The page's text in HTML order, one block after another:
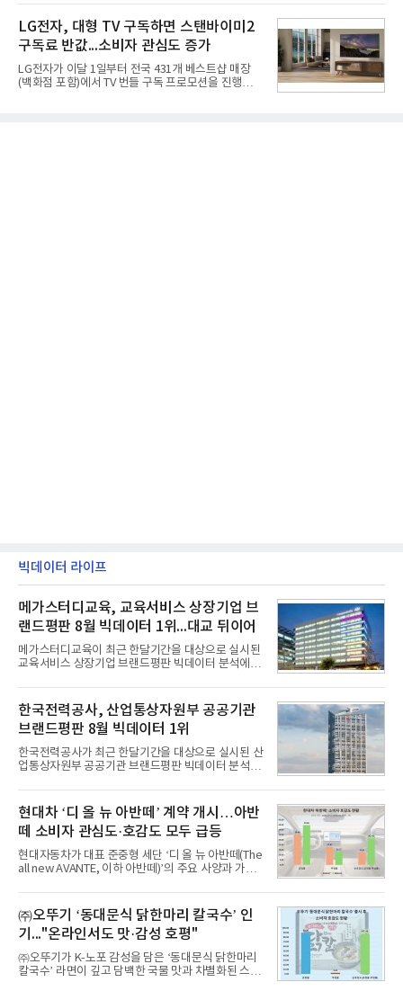
은 4884억
는 2035년까지 총 15GW(기가와트) 규모의 AI DC를
구축하겠다는 대형 청사진을 제시하면서다. 이에 따
라 경쟁 구도 역시 이동통신사인 KT, LG유플러스를
넘어 네이버, 삼성SDS 등 IT 인프라 기업으로 확장되
고 있다.7일 SK텔레콤에 따르면 회사는 올해 2분기
연결 기준 매출 4조 3591억원, 영업이익 5660억원을
기록했다. 매출은 전년 동기 대비 0.5%, 영업이익은
LG전자, 대형 TV 구독하면 스탠바이미2
구독료 반값...소비자 관심도 증가
LG전자가 이달 1일부터 전국 431개 베스트샵 매장
(백화점 포함)에서 TV 번들 구독 프로모션을 진행하고
빅데이터 라이프
메가스터디교육, 교육서비스 상장기업 브
랜드평판 8월 빅데이터 1위...대교 뒤이어
메가스터디교육이 최근 한달기간을 대상으로 실시된
교육서비스 상장기업 브랜드평판 빅데이터 분석에서
일 한국기업평판연구소(소장 구창환)는 국내 교육서
비스 상장기업 브랜드를 대상으로 지난 7월 7일부터
8월 7일까지 수집된 소비자 빅데이터 10,074,233건
을 분석한 결과, 메가스터디교육이 브랜드평판지수
1,710,926을 기록하며 8월 1위에 올랐다고 밝혔다.
분석에 활용된 빅데이터는 지난 7월(9,491,206건) 대
비 6.14% 증가한 수치로, 교육서비스 상장기업 브랜
디교육, 대교, 디지
한국전력공사, 산업통상자원부 공공기관
브랜드평판 8월 빅데이터 1위
한국전력공사가 최근 한달기간을 대상으로 실시된 산
업통상자원부 공공기관 브랜드평판 빅데이터 분석에
이 순으로 뒤를 이었다.7일 한국기업평판연구소(소장
구창환)는 산업통상자원부 공공기관 41개 브랜드를
대상으로 지난 7월 7일부터 8월 7일까지 수집된 소비
자 빅데이터 91,102,549건을 분석한 결과, 한국전력
공사가 브랜드평판지수 10,670,633을 기록하며 8월
1위에 올랐다고 밝혔다. 분석에 활용된 빅데이터는 지
난 7월(88,893,823건) 대비 2.48% 증가한 수치다.연
수력원자력, 한국석
현대차 ‘디 올 뉴 아반떼’ 계약 개시…아반
떼 소비자 관심도·호감도 모두 급등
현대자동차가 대표 준중형 세단 ‘디 올 뉴 아반떼(The
all new AVANTE, 이하 아반떼)’의 주요 사양과 가격
떼는 6년 만에 선보이는 8세대 완전변경 모델로, ▲정
교한 선과 면을 중심으로 완성한 파격적인 디자인 ▲
과거 중형 세단 수준으로 확대된 차체 제원 ▲글로벌
최고 수준의 안전성 ▲성능과 효율을 동시에 높인 주
행 완성도 ▲첨단 편의 및 디지털 사양 적용 등을 통해
글로벌 준중형 세단의 새로운 기준을 세웠다.아반떼
는 가솔린 2.0과 1.6 하이브리드 두 가지 파워트레인
㈜오뚜기 ‘동대문식 닭한마리 칼국수’ 인
기..."온라인서도 맛·감성 호평"
㈜오뚜기가 K-노포 감성을 담은 ‘동대문식 닭한마리
칼국수’ 라면이 깊고 담백한 국물 맛과 차별화된 스토